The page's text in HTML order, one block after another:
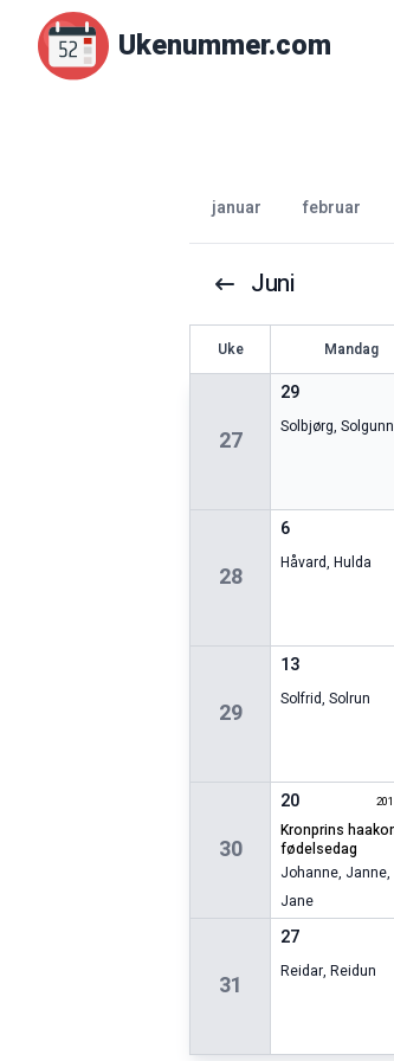
Ukenummer.com
januar februar
Juni
Uke Mandag
27
29
Solbjørg,Solgunn
28
6
Håvard,Hulda
29
13
Solfrid,Solrun
30
20 201
kronprins haakons
fødelsedag
Johanne, Janne,
Jane
31
27
Reidar,Reidun